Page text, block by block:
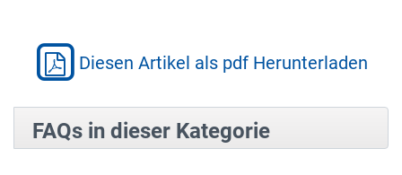
Diesen Artikel als pdf Herunterladen
FAQs in dieser Kategorie